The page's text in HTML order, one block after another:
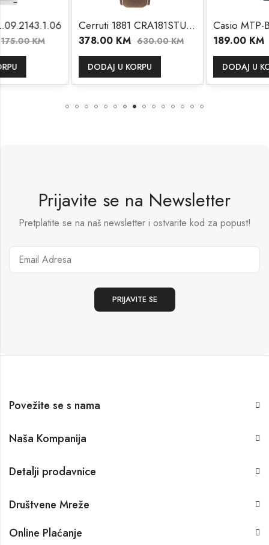
Cerruti 1881 CRA181STU02BR
378.00 630.00KM
DODAJ U KORPU
189.00 210.00 KM
DODAJ U KORPU
Prijavite se na Newsletter
Pretplatite se na naš newsletter i ostvarite kod za popust!
Povežite se s nama
Naša Kompanija
Detalji prodavnice
Društvene Mreže
Online Plaćanje